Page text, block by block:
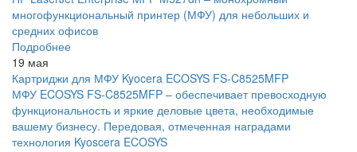
многофункциональный принтер (МФУ) для небольших и
средних офисов
Подробнее
19 мая
Картриджи для МФУ Kyocera ECOSYS FS-C8525MFP
МФУ ECOSYS FS-C8525MFP – обеспечивает превосходную
функциональность и яркие деловые цвета, необходимые
вашему бизнесу. Передовая, отмеченная наградами
технология Kyoscera ECOSYS